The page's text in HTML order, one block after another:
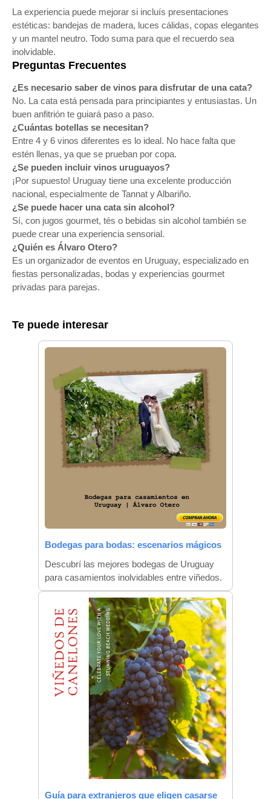
La experiencia puede mejorar si incluís presentaciones
estéticas: bandejas de madera, luces cálidas, copas elegantes
y un mantel neutro. Todo suma para que el recuerdo sea
inolvidable.
Preguntas Frecuentes
¿Es necesario saber de vinos para disfrutar de una cata?
No. La cata está pensada para principiantes y entusiastas. Un
buen anfitrión te guiará paso a paso.
¿Cuántas botellas se necesitan?
Entre 4 y 6 vinos diferentes es lo ideal. No hace falta que
estén llenas, ya que se prueban por copa.
¿Se pueden incluir vinos uruguayos?
¡Por supuesto! Uruguay tiene una excelente producción
nacional, especialmente de Tannat y Albariño.
¿Se puede hacer una cata sin alcohol?
Sí, con jugos gourmet, tés o bebidas sin alcohol también se
puede crear una experiencia sensorial.
¿Quién es Álvaro Otero?
Es un organizador de eventos en Uruguay, especializado en
fiestas personalizadas, bodas y experiencias gourmet
privadas para parejas.
Te puede interesar
Bodegas para bodas: escenarios mágicos
Descubrí las mejores bodegas de Uruguay
para casamientos inolvidables entre viñedos.
Guía para extranjeros que eligen casarse